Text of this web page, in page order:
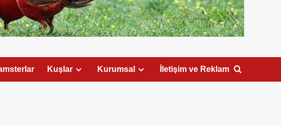
Kuşlar Kurumsal İletişim ve Reklam